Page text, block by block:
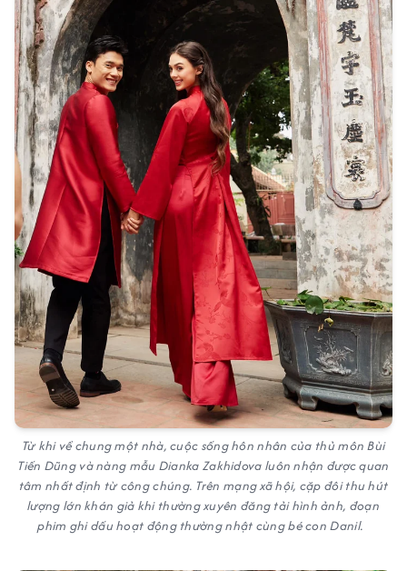
Từ khi về chung một nhà, cuộc sống hôn nhân của thủ môn Bùi
Tiến Dũng và nàng mẫu Dianka Zakhidova luôn nhận được quan
tâm nhất định từ công chúng. Trên mạng xã hội, cặp đôi thu hút
lượng lớn khán giả khi thường xuyên đăng tải hình ảnh, đoạn
phim ghi dấu hoạt động thường nhật cùng bé con Danil.